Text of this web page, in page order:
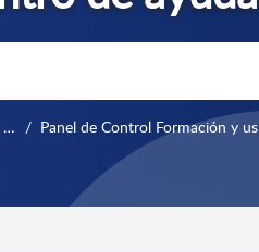
Panel de Control Formación y uso diario